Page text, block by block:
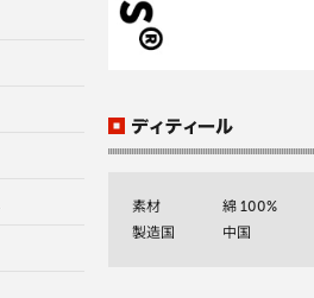
素材
綿 100%
製造国
中国